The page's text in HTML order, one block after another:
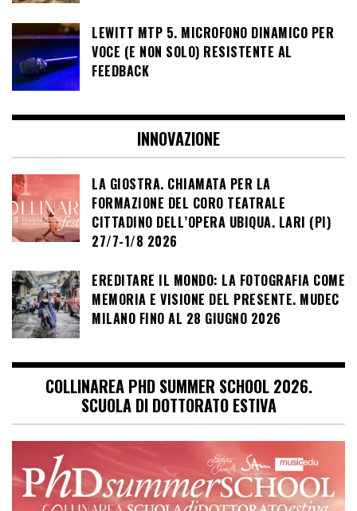
LEWITT MTP 5. MICROFONO DINAMICO PER
VOCE (E NON SOLO) RESISTENTE AL
FEEDBACK
INNOVAZIONE
LA GIOSTRA. CHIAMATA PER LA
FORMAZIONE DEL CORO TEATRALE
CITTADINO DELL’OPERA UBIQUA. LARI (PI)
27/7-1/8 2026
EREDITARE IL MONDO: LA FOTOGRAFIA COME
MEMORIA E VISIONE DEL PRESENTE. MUDEC
MILANO FINO AL 28 GIUGNO 2026
COLLINAREA PHD SUMMER SCHOOL 2026.
SCUOLA DI DOTTORATO ESTIVA